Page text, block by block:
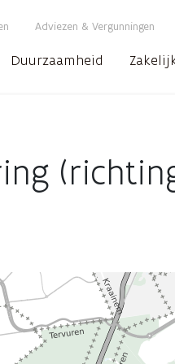
Adviezen & Vergunningen
Duurzaamheid